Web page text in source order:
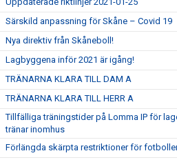
Särskild anpassning för Skåne – Covid 19
Nya direktiv från Skåneboll!
Lagbyggena inför 2021 är igång!
TRÄNARNA KLARA TILL DAM A
TRÄNARNA KLARA TILL HERR A
Tillfälliga träningstider på Lomma IP för
tränar inomhus
Förlängda skärpta restriktioner för